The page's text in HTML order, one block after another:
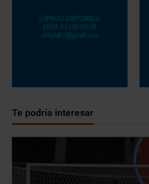
Te podría interesar